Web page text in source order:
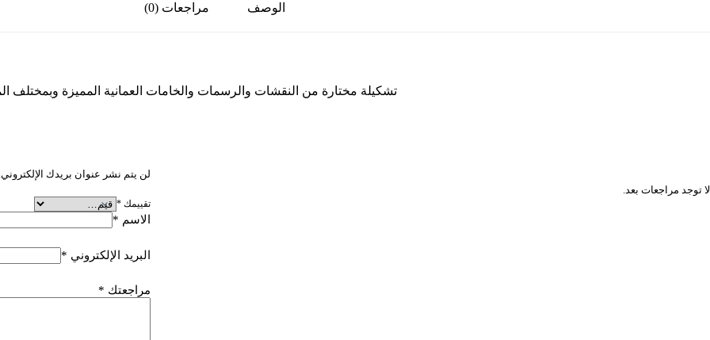
الوصف مراجعات (0)
تشكيلة مختارة من النقشات والرسمات والخامات العمانية المميزة وبمختلف
لا توجد مراجعات بعد.
لن يتم نشر عنوان بريدك الإلكتروني.
تقييمك *
الاسم *
البريد الإلكتروني *
مراجعتك *